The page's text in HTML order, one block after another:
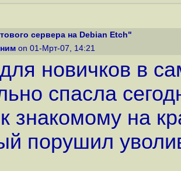
сервера на Debian Etch"
on 01-Мрт-07, 14:21
новичков в
спасла
знакомому на
порушил